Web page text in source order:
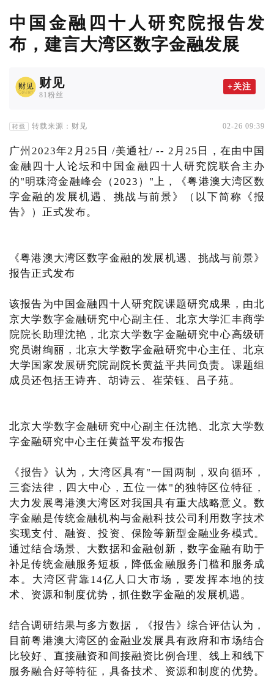
中国金融四十人研究院报告发
布，建言大湾区数字金融发展
财见
81粉丝
+关注
转载 转载来源：财见 02-26 09:39
广州2023年2月25日 /美通社/ -- 2月25日，在由中国
金融四十人论坛和中国金融四十人研究院联合主办
的"明珠湾金融峰会（2023）"上，《粤港澳大湾区数
字金融的发展机遇、挑战与前景》（以下简称《报
告》）正式发布。
《粤港澳大湾区数字金融的发展机遇、挑战与前景》
报告正式发布
该报告为中国金融四十人研究院课题研究成果，由北
京大学数字金融研究中心副主任、北京大学汇丰商学
院院长助理沈艳，北京大学数字金融研究中心高级研
究员谢绚丽，北京大学数字金融研究中心主任、北京
大学国家发展研究院副院长黄益平共同负责。课题组
成员还包括王诗卉、胡诗云、崔荣钰、吕子苑。
北京大学数字金融研究中心副主任沈艳、北京大学数
字金融研究中心主任黄益平发布报告
《报告》认为，大湾区具有"一国两制，双向循环，
三套法律，四大中心，五位一体"的独特区位特征，
大力发展粤港澳大湾区对我国具有重大战略意义。数
字金融是传统金融机构与金融科技公司利用数字技术
实现支付、融资、投资、保险等新型金融业务模式。
通过结合场景、大数据和金融创新，数字金融有助于
补足传统金融服务短板，降低金融服务门槛和服务成
本。大湾区背靠14亿人口大市场，要发挥本地的技
术、资源和制度优势，抓住数字金融的发展机遇。
结合调研结果与多方数据，《报告》综合评估认为，
目前粤港澳大湾区的金融业发展具有政府和市场结合
比较好、直接融资和间接融资比例合理、线上和线下
服务融合好等特征，具备技术、资源和制度的优势。